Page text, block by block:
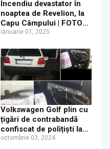
Incendiu devastator în
noaptea de Revelion, la
Capu Câmpului | FOTO
VIDEO
ianuarie 01, 2025
Volkswagen Golf plin cu
țigări de contrabandă
confiscat de polițiști la
Capu Câmpului
octombrie 03, 2024